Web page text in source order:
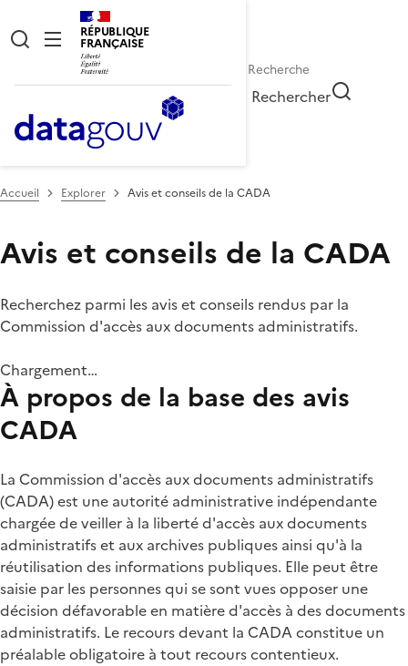
RÉPUBLIQUE
FRANÇAISE
Rechercher
Accueil Explorer Avis et conseils de la CADA
Avis et conseils de la CADA
Recherchez parmi les avis et conseils rendus par la
Commission d'accès aux documents administratifs.
Chargement…
À propos de la base des avis
CADA
La Commission d'accès aux documents administratifs
(CADA) est une autorité administrative indépendante
chargée de veiller à la liberté d'accès aux documents
administratifs et aux archives publiques ainsi qu'à la
réutilisation des informations publiques. Elle peut être
saisie par les personnes qui se sont vues opposer une
décision défavorable en matière d'accès à des documents
administratifs. Le recours devant la CADA constitue un
préalable obligatoire à tout recours contentieux.